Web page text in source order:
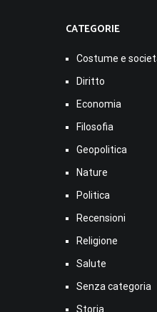
CATEGORIE
Costume e
Diritto
Economia
Filosofia
Geopolitica
Nature
Politica
Recensioni
Religione
Salute
Senza categoria
Storia